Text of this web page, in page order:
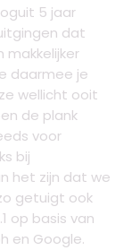
5 jaar
dat
daarmee je
wellicht ooit
de plank
voor
bij
het zijn dat we
getuigt ook
op basis van
en Google.